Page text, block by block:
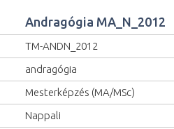
Andragógia MA_N_2012
TM-ANDN_2012
andragógia
Mesterképzés (MA/MSc)
Nappali